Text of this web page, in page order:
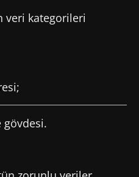
veri kategorileri
gövdesi.